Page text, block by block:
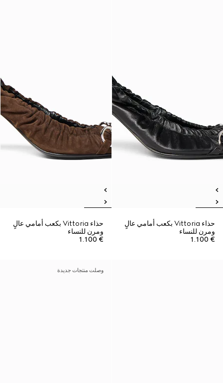
حذاء Vittoria بكعب أمامي عالٍ
ومرن للنساء
€ 1.100
حذاء Vittoria بكعب أمامي عالٍ
ومرن للنساء
€ 1.100
وصلت منتجات جديدة